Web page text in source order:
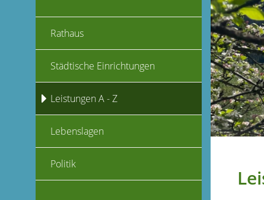
Rathaus
Städtische Einrichtungen
Leistungen A - Z
Lebenslagen
Politik